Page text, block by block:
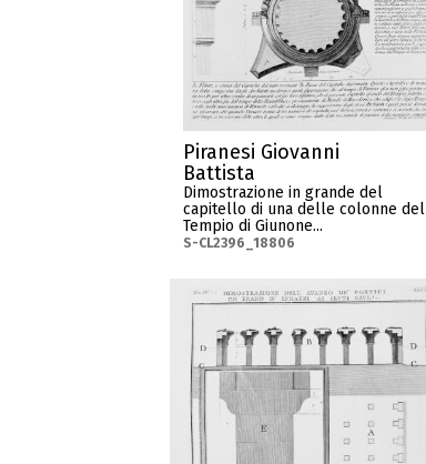
Piranesi Giovanni
Battista
Dimostrazione in grande del
capitello di una delle colonne del
Tempio di Giunone...
S-CL2396_18806